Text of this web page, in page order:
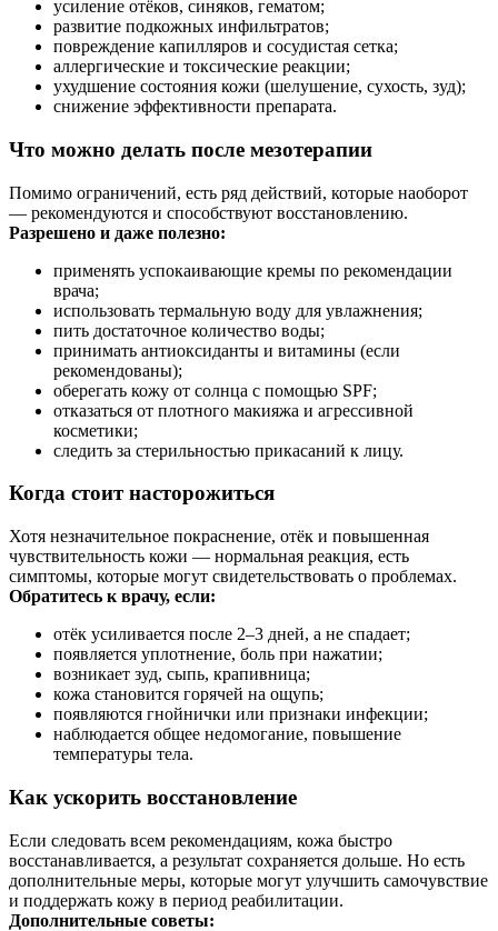
усиление отёков, синяков, гематом;
развитие подкожных инфильтратов;
повреждение капилляров и сосудистая сетка;
аллергические и токсические реакции;
ухудшение состояния кожи (шелушение, сухость, зуд);
снижение эффективности препарата.
Что можно делать после мезотерапии
Помимо ограничений, есть ряд действий, которые наоборот
— рекомендуются и способствуют восстановлению.
Разрешено и даже полезно:
применять успокаивающие кремы по рекомендации
врача;
использовать термальную воду для увлажнения;
пить достаточное количество воды;
принимать антиоксиданты и витамины (если
рекомендованы);
оберегать кожу от солнца с помощью SPF;
отказаться от плотного макияжа и агрессивной
косметики;
следить за стерильностью прикасаний к лицу.
Когда стоит насторожиться
Хотя незначительное покраснение, отёк и повышенная
чувствительность кожи — нормальная реакция, есть
симптомы, которые могут свидетельствовать о проблемах.
Обратитесь к врачу, если:
отёк усиливается после 2–3 дней, а не спадает;
появляется уплотнение, боль при нажатии;
возникает зуд, сыпь, крапивница;
кожа становится горячей на ощупь;
появляются гнойнички или признаки инфекции;
наблюдается общее недомогание, повышение
температуры тела.
Как ускорить восстановление
Если следовать всем рекомендациям, кожа быстро
восстанавливается, а результат сохраняется дольше. Но есть
дополнительные меры, которые могут улучшить самочувствие
и поддержать кожу в период реабилитации.
Дополнительные советы: